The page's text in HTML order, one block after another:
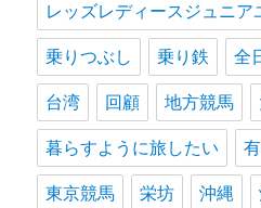
レッズレディースジュニア
乗りつぶし 乗り鉄 全
台湾 回顧 地方競馬
暮らすように旅したい
東京競馬 栄坊 沖縄